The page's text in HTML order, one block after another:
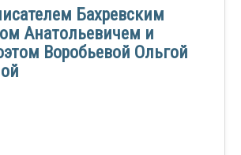
Бахревским
Анатольевичем и
Воробьевой Ольгой